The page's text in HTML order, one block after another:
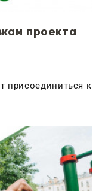
проекта
присоединиться к